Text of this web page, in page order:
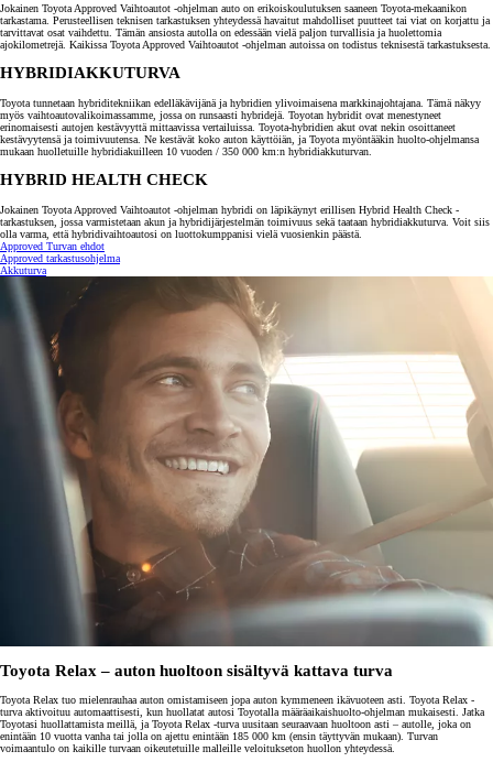
Jokainen Toyota Approved Vaihtoautot -ohjelman auto on erikoiskoulutuksen saaneen Toyota-mekaanikon
tarkastama. Perusteellisen teknisen tarkastuksen yhteydessä havaitut mahdolliset puutteet tai viat on korjattu ja
tarvittavat osat vaihdettu. Tämän ansiosta autolla on edessään vielä paljon turvallisia ja huolettomia
ajokilometrejä. Kaikissa Toyota Approved Vaihtoautot -ohjelman autoissa on todistus teknisestä tarkastuksesta.
HYBRIDIAKKUTURVA
Toyota tunnetaan hybriditekniikan edelläkävijänä ja hybridien ylivoimaisena markkinajohtajana. Tämä näkyy
myös vaihtoautovalikoimassamme, jossa on runsaasti hybridejä. Toyotan hybridit ovat menestyneet
erinomaisesti autojen kestävyyttä mittaavissa vertailuissa. Toyota-hybridien akut ovat nekin osoittaneet
kestävyytensä ja toimivuutensa. Ne kestävät koko auton käyttöiän, ja Toyota myöntääkin huolto-ohjelmansa
mukaan huolletuille hybridiakuilleen 10 vuoden / 350 000 km:n hybridiakkuturvan.
HYBRID HEALTH CHECK
Jokainen Toyota Approved Vaihtoautot -ohjelman hybridi on läpikäynyt erillisen Hybrid Health Check -
tarkastuksen, jossa varmistetaan akun ja hybridijärjestelmän toimivuus sekä taataan hybridiakkuturva. Voit siis
olla varma, että hybridivaihtoautosi on luottokumppanisi vielä vuosienkin päästä.
Approved Turvan ehdot
Approved tarkastusohjelma
Akkuturva
Toyota Relax – auton huoltoon sisältyvä kattava turva
Toyota Relax tuo mielenrauhaa auton omistamiseen jopa auton kymmeneen ikävuoteen asti. Toyota Relax -
turva aktivoituu automaattisesti, kun huollatat autosi Toyotalla määräaikaishuolto-ohjelman mukaisesti. Jatka
Toyotasi huollattamista meillä, ja Toyota Relax -turva uusitaan seuraavaan huoltoon asti – autolle, joka on
enintään 10 vuotta vanha tai jolla on ajettu enintään 185 000 km (ensin täyttyvän mukaan). Turvan
voimaantulo on kaikille turvaan oikeutetuille malleille veloitukseton huollon yhteydessä.